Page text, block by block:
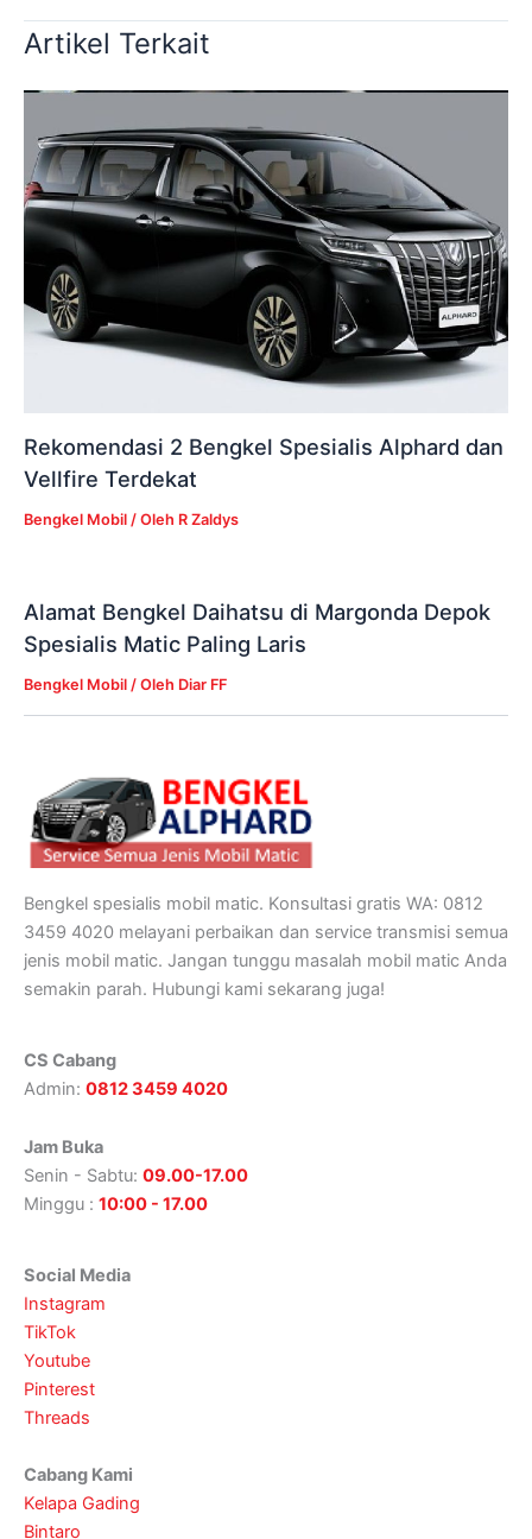
Artikel Terkait
Rekomendasi 2 Bengkel Spesialis Alphard dan
Vellfire Terdekat
Bengkel Mobil / Oleh R Zaldys
Alamat Bengkel Daihatsu di Margonda Depok
Spesialis Matic Paling Laris
Bengkel Mobil / Oleh Diar FF
Bengkel spesialis mobil matic. Konsultasi gratis WA: 0812
3459 4020 melayani perbaikan dan service transmisi semua
jenis mobil matic. Jangan tunggu masalah mobil matic Anda
semakin parah. Hubungi kami sekarang juga!
CS Cabang
Admin: 0812 3459 4020
Jam Buka
Senin - Sabtu: 09.00-17.00
Minggu : 10:00 - 17.00
Social Media
Instagram
TikTok
Youtube
Pinterest
Threads
Cabang Kami
Kelapa Gading
Bintaro